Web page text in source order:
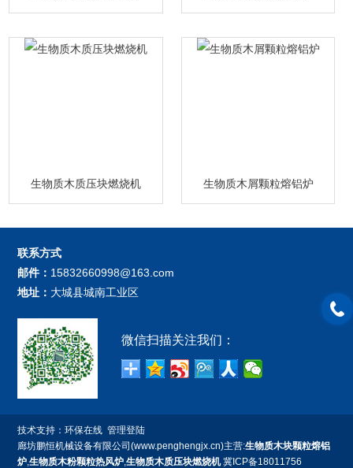
生物质木质压块燃烧机 生物质木屑颗粒熔铝炉
联系方式
邮件： 15832660998@163.com
地址： 大城县城南工业区
微信扫描关注我们：
技术支持：环保在线 管理登陆
廊坊鹏恒机械设备有限公司(www.penghengjx.cn)主营:生物质木块颗粒熔铝
炉 ,生物质木粉颗粒热风炉 ,生物质木质压块燃烧机 冀ICP备18011756